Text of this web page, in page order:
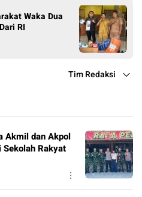
Waka Dua
RI
Tim Redaksi
Akmil dan Akpol
Rakyat